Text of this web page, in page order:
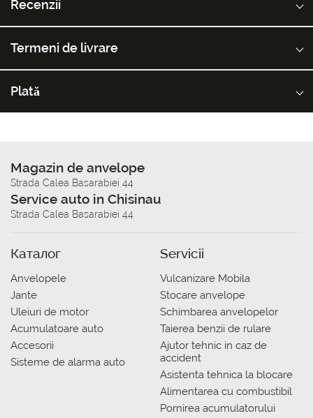
Recenzii
Termeni de livrare
Plată
Magazin de anvelope
Strada Calea Basarabiei 44
Service auto in Chisinau
Strada Calea Basarabiei 44
Каталог
Anvelopele
Jante
Uleiuri de motor
Acumulatoare auto
Accesorii
Sisteme de alarma auto
Servicii
Vulcanizare Mobila
Stocare anvelope
Schimbarea anvelopelor
Taierea benzii de rulare
Ajutor tehnic in caz de
accident
Asistenta tehnica la blocare
Alimentarea cu combustibil
Pornirea acumulatorului